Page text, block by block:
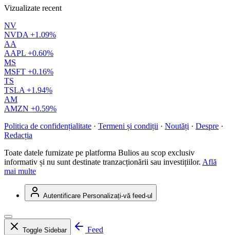
Vizualizate recent
NV
NVDA +1.09%
AA
AAPL +0.60%
MS
MSFT +0.16%
TS
TSLA +1.94%
AM
AMZN +0.59%
Politica de confidențialitate · Termeni și condiții · Noutăți · Despre ·
Redacția
Toate datele furnizate pe platforma Bulios au scop exclusiv
informativ și nu sunt destinate tranzacționării sau investițiilor. Află
mai multe
Autentificare Personalizați-vă feed-ul
Toggle Sidebar
Feed